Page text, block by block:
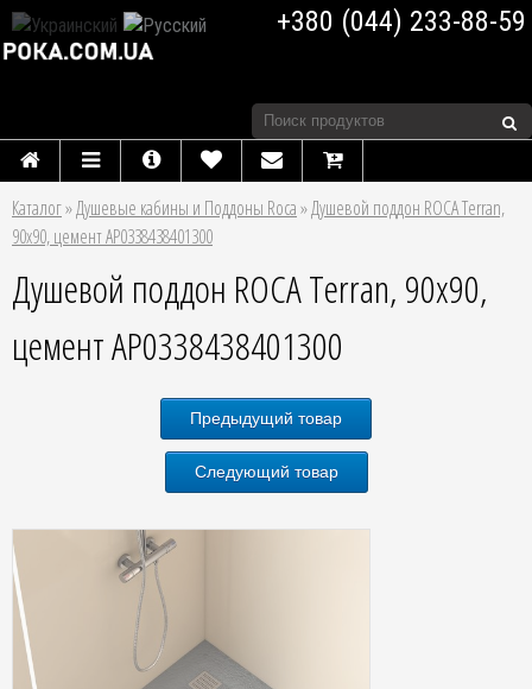
+380 (044) 233-88-59
Каталог»Душевые кабины и Поддоны Roca»Душевой поддон ROCA Terran,
90х90, цемент AP0338438401300
Душевой поддон ROCA Terran, 90х90,
цемент AP0338438401300
Предыдущий товар
Следующий товар